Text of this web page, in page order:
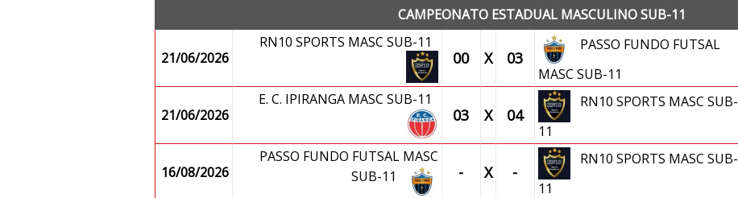
CAMPEONATO ESTADUAL MASCULINO SUB-11
21/06/2026
RN10 SPORTS MASC SUB-11
00 X 03
PASSO FUNDO FUTSAL
MASC SUB-11
21/06/2026
E. C. IPIRANGA MASC SUB-11
03 X 04
RN10 SPORTS MASC SUB-
11
16/08/2026
PASSO FUNDO FUTSAL MASC
SUB-11
- X -
RN10 SPORTS MASC SUB-
11